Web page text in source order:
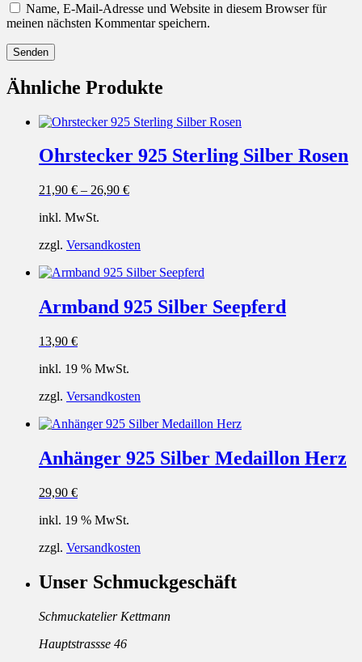
Name, E-Mail-Adresse und Website in diesem Browser für
meinen nächsten Kommentar speichern.
Ähnliche Produkte
Ohrstecker 925 Sterling Silber Rosen
21,90 € – 26,90 €
inkl. MwSt.
zzgl. Versandkosten
Armband 925 Silber Seepferd
13,90 €
inkl. 19 % MwSt.
zzgl. Versandkosten
Anhänger 925 Silber Medaillon Herz
29,90 €
inkl. 19 % MwSt.
zzgl. Versandkosten
Unser Schmuckgeschäft
Schmuckatelier Kettmann
Hauptstrassse 46